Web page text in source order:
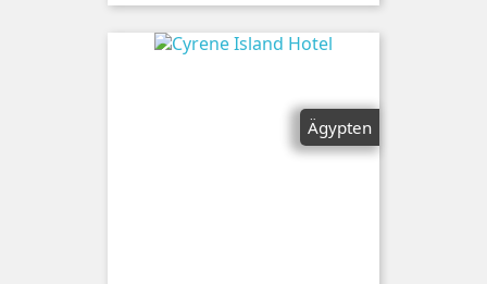
Ägypten